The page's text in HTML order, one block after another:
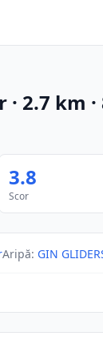
· 2.7 km ·
3.8
Scor
Aripă: GIN